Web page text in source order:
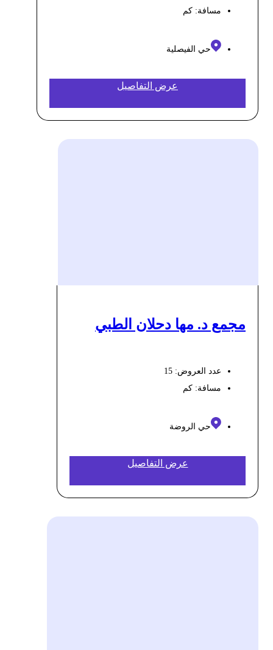
مسافة:كم
حي الفيصلية
عرض التفاصيل
مجمع د. مها دحلان الطبي
عدد العروض: 15
مسافة:كم
حي الروضة
عرض التفاصيل